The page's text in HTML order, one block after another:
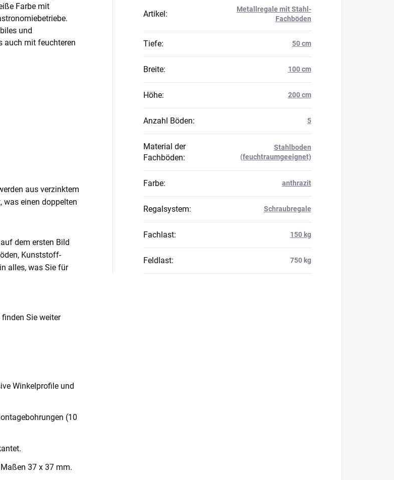
Farbe mit
und
auch mit feuchteren
aus verzinktem
was einen doppelten
dem ersten Bild
Kunststoff-
alles, was Sie für
Sie weiter
Winkelprofile und
(10
37 x 37 mm.
Artikel:
Metallregale mit Stahl-
Fachböden
Tiefe: 50 cm
Breite: 100 cm
Höhe: 200 cm
Anzahl Böden: 5
Material der
Fachböden:
Stahlboden
(feuchtraumgeeignet)
Farbe: anthrazit
Regalsystem: Schraubregale
Fachlast: 150 kg
Feldlast: 750 kg